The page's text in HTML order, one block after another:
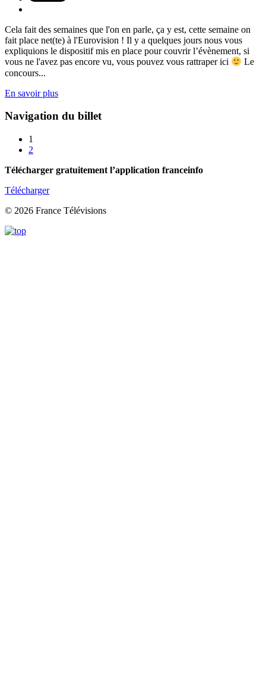
Cela fait des semaines que l'on en parle, ça y est, cette semaine on
fait place net(te) à l'Eurovision ! Il y a quelques jours nous vous
expliquions le dispositif mis en place pour couvrir l’évènement, si
vous ne l'avez pas encore vu, vous pouvez vous rattraper ici
Le
concours...
En savoir plus
Navigation du billet
1
2
Télécharger gratuitement l’application franceinfo
Télécharger
© 2026 France Télévisions